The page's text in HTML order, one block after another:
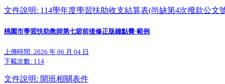
文件說明: 114學年度學習扶助收支結算表(尚缺第4次撥款公文
桃園市學習扶助教師第七節前後修正版鐘點費-範例
上傳時間: 2026 年 06 月 04 日
下載次數: 114
文件說明: 開班相關表件